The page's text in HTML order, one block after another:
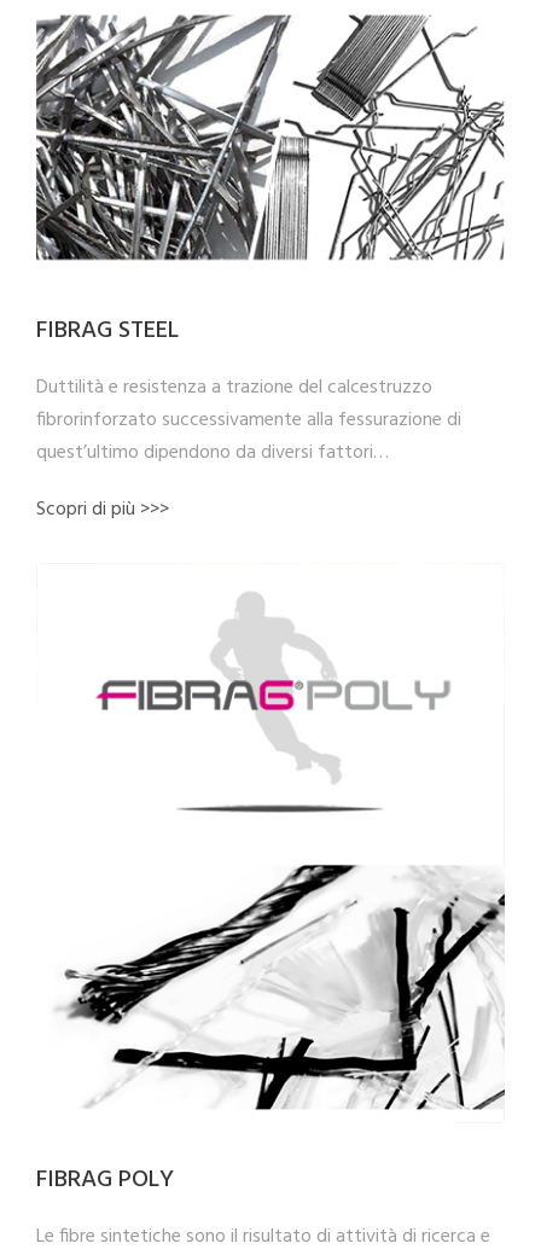
FIBRAG STEEL
Duttilità e resistenza a trazione del calcestruzzo
fibrorinforzato successivamente alla fessurazione di
quest’ultimo dipendono da diversi fattori…
Scopri di più >>>
FIBRAG POLY
Le fibre sintetiche sono il risultato di attività di ricerca e